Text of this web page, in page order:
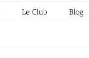
Le Club Blog